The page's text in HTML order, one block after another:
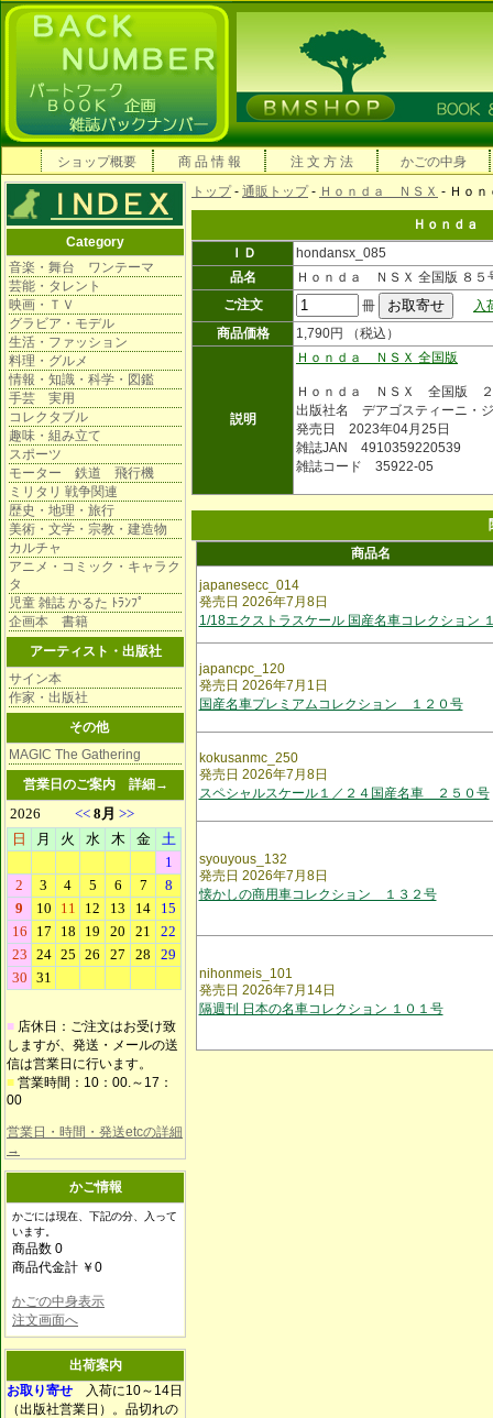
ショップ概要 商 品 情 報 注 文 方 法 かごの中身
Category
音楽・舞台 ワンテーマ
芸能・タレント
映画・ＴＶ
グラビア・モデル
生活・ファッション
料理・グルメ
情報・知識・科学・図鑑
手芸 実用
コレクタブル
趣味・組み立て
スポーツ
モーター 鉄道 飛行機
ミリタリ 戦争関連
歴史・地理・旅行
美術・文学・宗教・建造物
カルチャ
アニメ・コミック・キャラク
タ
児童 雑誌 かるた ﾄﾗﾝﾌﾟ
企画本 書籍
アーティスト・出版社
サイン本
作家・出版社
その他
MAGIC The Gathering
営業日のご案内 詳細→
■ 店休日：ご注文はお受け致
しますが、発送・メールの送
信は営業日に行います。
■ 営業時間：10：00.～17：
00
営業日・時間・発送etcの詳細
→
かご情報
かごには現在、下記の分、入って
います。
商品数 0
商品代金計 ￥0
かごの中身表示
注文画面へ
出荷案内
お取り寄せ 入荷に10～14日
（出版社営業日）。品切れの
トップ- 通販トップ- Ｈｏｎｄａ ＮＳＸ - Ｈｏ
Ｈｏｎｄａ
ＩＤ
hondansx_085
品名
Ｈｏｎｄａ ＮＳＸ 全国版 ８５
ご注文
冊
入
商品価格
1,790円 （税込）
説明
Ｈｏｎｄａ ＮＳＸ 全国版
Ｈｏｎｄａ ＮＳＸ 全国版 ２
出版社名 デアゴスティーニ・
発売日 2023年04月25日
雑誌JAN 4910359220539
雑誌コード 35922-05
商品名
japanesecc_014
発売日 2026年7月8日
1/18エクストラスケール 国産名車コレクション
japancpc_120
発売日 2026年7月1日
国産名車プレミアムコレクション １２０号
kokusanmc_250
発売日 2026年7月8日
スペシャルスケール１／２４国産名車 ２５０号
syouyous_132
発売日 2026年7月8日
懐かしの商用車コレクション １３２号
nihonmeis_101
発売日 2026年7月14日
隔週刊 日本の名車コレクション １０１号